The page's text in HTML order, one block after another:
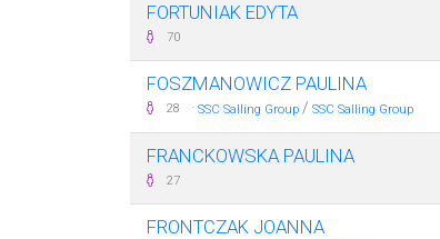
FORTUNIAK EDYTA
70
FOSZMANOWICZ PAULINA
28 · SSC Salling Group / SSC Salling Group
FRANCKOWSKA PAULINA
27
FRONTCZAK JOANNA